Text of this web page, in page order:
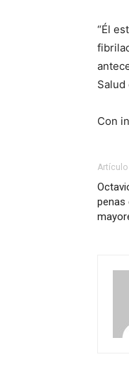
“Él
Salud
Con
penas